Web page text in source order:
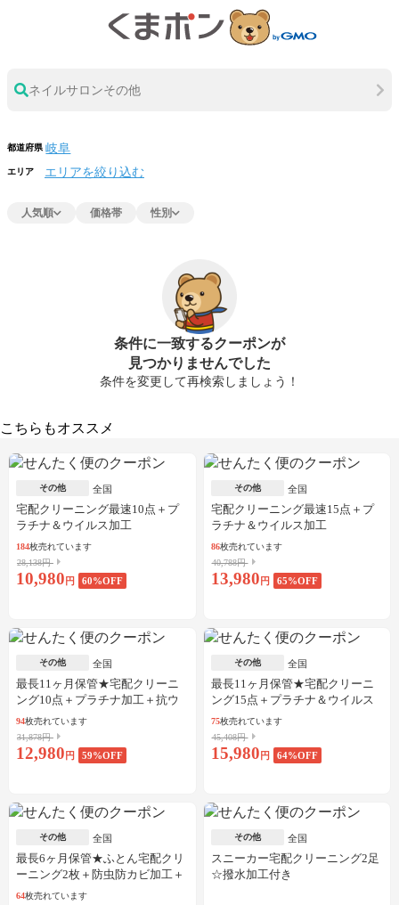
ネイルサロンその他
都道府県
エリア エリアを絞り込む
人気順 価格帯 性別
条件に一致するクーポンが
見つかりませんでした
条件を変更して再検索しましょう！
こちらもオススメ
その他 全国
宅配クリーニング最速10点＋プ
ラチナ＆ウイルス加工
184枚売れています
28,138円
10,980 円 60%OFF
その他 全国
宅配クリーニング最速15点＋プ
ラチナ＆ウイルス加工
86枚売れています
40,788円
13,980 円 65%OFF
その他 全国
最長11ヶ月保管★宅配クリーニ
ング10点＋プラチナ加工＋抗ウ
イルス加工
94枚売れています
31,878円
12,980 円 59%OFF
その他 全国
最長11ヶ月保管★宅配クリーニ
ング15点＋プラチナ＆ウイルス
加工
75枚売れています
45,408円
15,980 円 64%OFF
その他 全国
最長6ヶ月保管★ふとん宅配クリ
ーニング2枚＋防虫防カビ加工＋
しみ抜き
64枚売れています
その他 全国
スニーカー宅配クリーニング2足
☆撥水加工付き